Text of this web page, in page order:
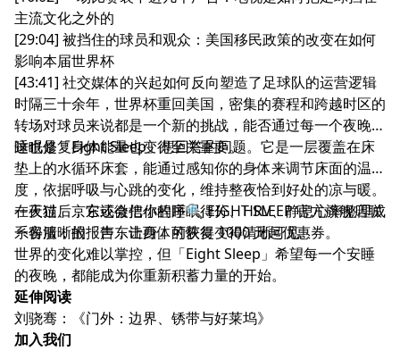
主流文化之外的
[29:04] 被挡住的球员和观众：美国移民政策的改变在如何
影响本届世界杯
[43:41] 社交媒体的兴起如何反向塑造了足球队的运营逻辑
时隔三十余年，世界杯重回美国，密集的赛程和跨越时区的
转场对球员来说都是一个新的挑战，能否通过每一个夜晚的
睡眠修复身体能量也变得至关重要。
这也是「Eight Sleep」想回答的问题。它是一层覆盖在床
垫上的水循环床套，能通过感知你的身体来调节床面的温
度，依据呼吸与心跳的变化，维持整夜恰到好处的凉与暖。
一夜过后，它还会把你的睡眠得分、HRV、静息心率整理成
一份清晰的报告，让身体的恢复变得清晰可见。
在天猫、京东或微信小程序🔍 EIGHT SLEEP 官方旗舰店联
系客服，报「声东击西」可获得 1000 元起优惠券。
世界的变化难以掌控，但「Eight Sleep」希望每一个安睡
的夜晚，都能成为你重新积蓄力量的开始。
延伸阅读
刘骁骞：
《门外：边界、锈带与好莱坞》
加入我们